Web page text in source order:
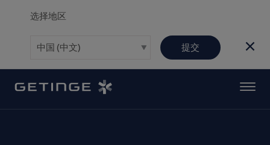
选择地区
提交